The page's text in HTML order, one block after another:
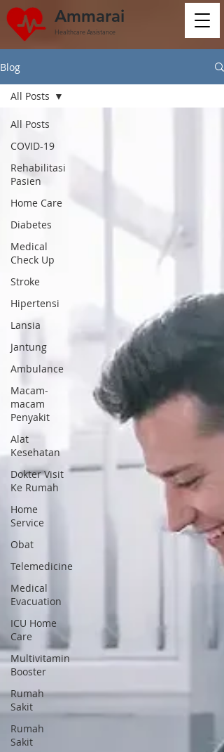
Ammarai
Healthcare Assistance
Blog
All Posts
COVID-19
Rehabilitasi
Pasien
Home Care
Diabetes
Medical
Check Up
Stroke
Hipertensi
Lansia
Jantung
Ambulance
Macam-
macam
Penyakit
Alat
Kesehatan
Dokter Visit
Ke Rumah
Home
Service
Obat
Telemedicine
Medical
Evacuation
ICU Home
Care
Multivitamin
Booster
Rumah
Sakit
Rumah
Sakit
All Posts